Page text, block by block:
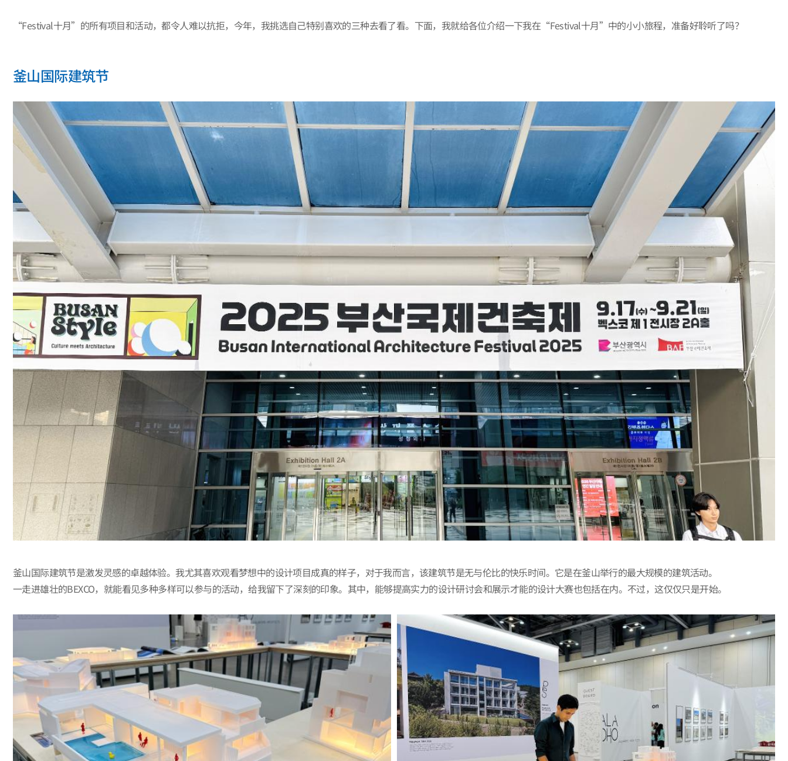
“Festival十月”的所有项目和活动，都令人难以抗拒，今年，我挑选自己特别喜欢的三种去看了看。下面，我就给各位介绍一下我在“Festival十月”中的小小旅程，准备好聆听了吗？
釜山国际建筑节
釜山国际建筑节是激发灵感的卓越体验。我尤其喜欢观看梦想中的设计项目成真的样子，对于我而言，该建筑节是无与伦比的快乐时间。它是在釜山举行的最大规模的建筑活动。
一走进雄壮的BEXCO，就能看见多种多样可以参与的活动，给我留下了深刻的印象。其中，能够提高实力的设计研讨会和展示才能的设计大赛也包括在内。不过，这仅仅只是开始。